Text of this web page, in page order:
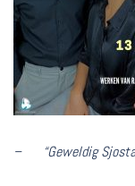
– “Geweldig